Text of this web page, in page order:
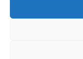
Gracia,